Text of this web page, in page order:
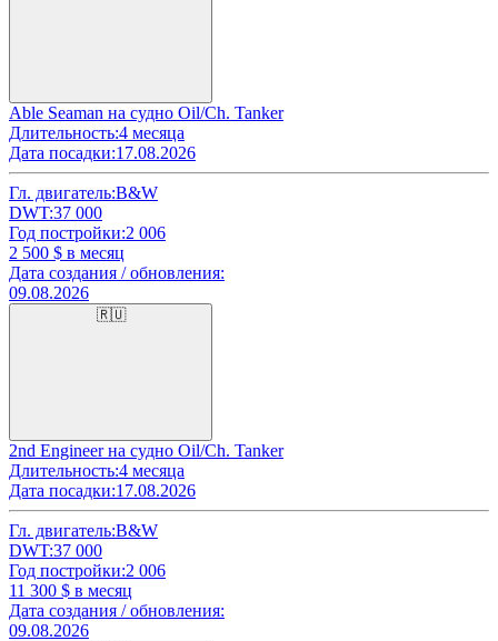
Able Seaman на судно Oil/Ch. Tanker
Длительность:4 месяца
Дата посадки:17.08.2026
Гл. двигатель:B&W
DWT:37 000
Год постройки:2 006
2 500 $ в месяц
Дата создания / обновления:
09.08.2026
🇷🇺
2nd Engineer на судно Oil/Ch. Tanker
Длительность:4 месяца
Дата посадки:17.08.2026
Гл. двигатель:B&W
DWT:37 000
Год постройки:2 006
11 300 $ в месяц
Дата создания / обновления:
09.08.2026